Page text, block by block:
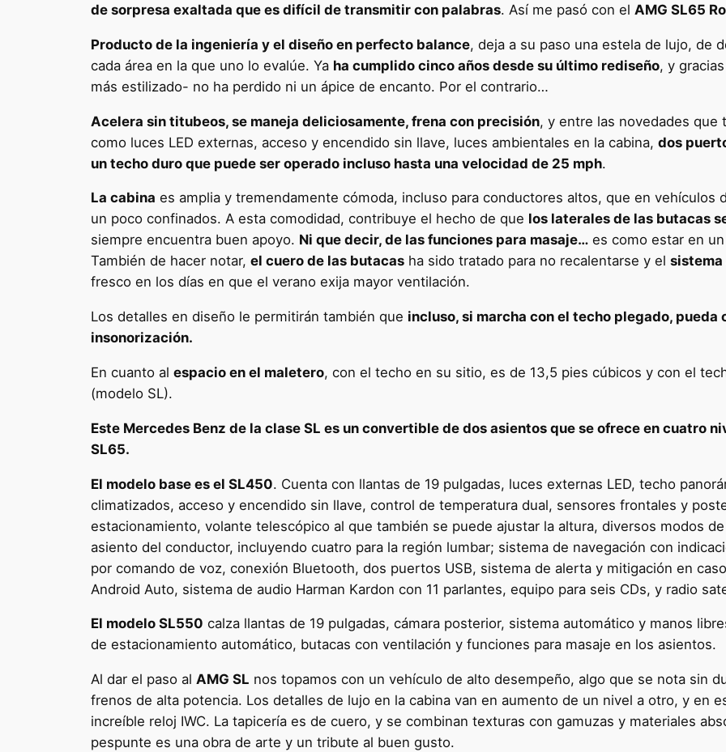
de sorpresa exaltada que es difícil de transmitir con palabras. Así me pasó con el AMG SL65
Producto de la ingeniería y el diseño en perfecto balance, deja a su paso una estela de lujo, de
cada área en la que uno lo evalúe. Ya ha cumplido cinco años desde su último rediseño, y
más estilizado- no ha perdido ni un ápice de encanto. Por el contrario…
Acelera sin titubeos, se maneja deliciosamente, frena con precisión, y entre las novedades que
como luces LED externas, acceso y encendido sin llave, luces ambientales en la cabina, dos
un techo duro que puede ser operado incluso hasta una velocidad de 25 mph.
La cabina es amplia y tremendamente cómoda, incluso para conductores altos, que en vehículos
un poco confinados. A esta comodidad, contribuye el hecho de que los laterales de las butacas
siempre encuentra buen apoyo. Ni que decir, de las funciones para masaje… es como estar en
También de hacer notar, el cuero de las butacas ha sido tratado para no recalentarse y el
fresco en los días en que el verano exija mayor ventilación.
Los detalles en diseño le permitirán también que incluso, si marcha con el techo plegado,
insonorización.
En cuanto al espacio en el maletero, con el techo en su sitio, es de 13,5 pies cúbicos y con el
(modelo SL).
Este Mercedes Benz de la clase SL es un convertible de dos asientos que se ofrece en cuatro
SL65.
El modelo base es el SL450. Cuenta con llantas de 19 pulgadas, luces externas LED, techo
climatizados, acceso y encendido sin llave, control de temperatura dual, sensores frontales y
estacionamiento, volante telescópico al que también se puede ajustar la altura, diversos modos
asiento del conductor, incluyendo cuatro para la región lumbar; sistema de navegación con
por comando de voz, conexión Bluetooth, dos puertos USB, sistema de alerta y mitigación en
Android Auto, sistema de audio Harman Kardon con 11 parlantes, equipo para seis CDs, y radio
El modelo SL550 calza llantas de 19 pulgadas, cámara posterior, sistema automático y manos
de estacionamiento automático, butacas con ventilación y funciones para masaje en los asientos.
Al dar el paso al AMG SL nos topamos con un vehículo de alto desempeño, algo que se nota sin
frenos de alta potencia. Los detalles de lujo en la cabina van en aumento de un nivel a otro, y en
increíble reloj IWC. La tapicería es de cuero, y se combinan texturas con gamuzas y materiales
pespunte es una obra de arte y un tribute al buen gusto.